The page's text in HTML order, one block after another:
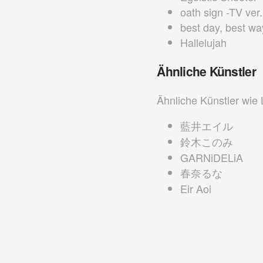
oath sign -TV
best day, best
Hallelujah
Ähnliche Künstler
Ähnliche Künstler wie
藍井エイル
鈴木このみ
GARNiDELiA
春奈るな
Eir Aoi